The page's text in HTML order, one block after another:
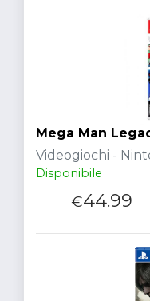
Mega Man
Videogiochi -
Disponibile
€44.99